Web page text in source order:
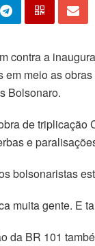
contra a
em meio as
Bolsonaro.
de triplicação
e
bolsonaristas
muita gente. E
da BR 101